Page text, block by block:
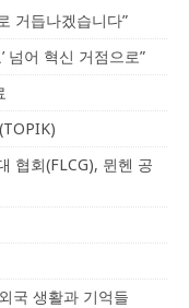
거듭나겠습니다”
넘어 혁신 거점으로”
협회(FLCG), 뮌헨 공
국 생활과 기억들